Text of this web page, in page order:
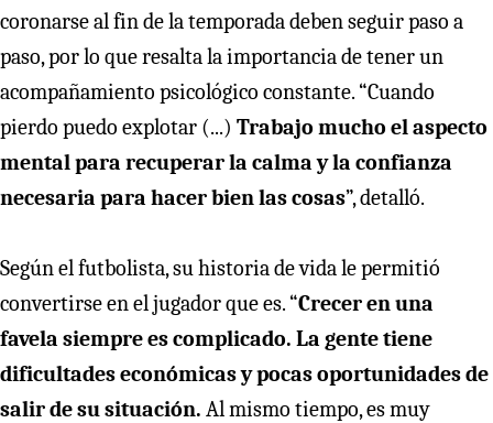
coronarse al fin de la temporada deben seguir paso a
paso, por lo que resalta la importancia de tener un
acompañamiento psicológico constante. “Cuando
pierdo puedo explotar (...) Trabajo mucho el aspecto
mental para recuperar la calma y la confianza
necesaria para hacer bien las cosas”, detalló.
Según el futbolista, su historia de vida le permitió
convertirse en el jugador que es. “Crecer en una
favela siempre es complicado. La gente tiene
dificultades económicas y pocas oportunidades de
salir de su situación. Al mismo tiempo, es muy